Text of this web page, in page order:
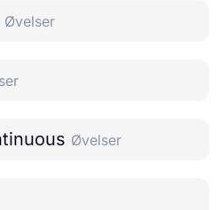
Øvelser
Øvelser